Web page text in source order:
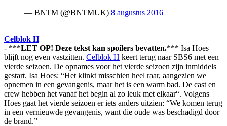
— BNTM (@BNTMUK) 8 augustus 2016
Celblok H
- ***LET OP! Deze tekst kan spoilers bevatten.*** Isa Hoes
blijft nog even vastzitten. Celblok H keert terug naar SBS6 met een
vierde seizoen. De opnames voor het vierde seizoen zijn inmiddels
gestart. Isa Hoes: “Het klinkt misschien heel raar, aangezien we
opnemen in een gevangenis, maar het is een warm bad. De cast en
crew hebben het vanaf het begin al zo leuk met elkaar“. Volgens
Hoes gaat het vierde seizoen er iets anders uitzien: “We komen terug
in een vernieuwde gevangenis, want die oude was beschadigd door
de brand.”